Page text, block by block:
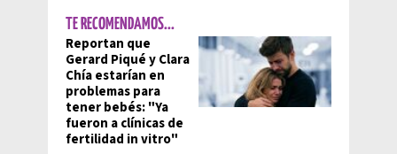
TE RECOMENDAMOS...
Reportan que
Gerard Piqué y Clara
Chía estarían en
problemas para
tener bebés: "Ya
fueron a clínicas de
fertilidad in vitro"